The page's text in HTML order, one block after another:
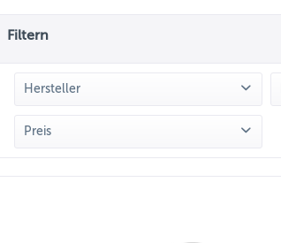
Filtern
Hersteller
DARTMOOR
Preis